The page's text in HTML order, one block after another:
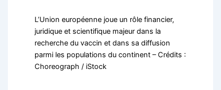
L’Union européenne joue un rôle financier,
juridique et scientifique majeur dans la
recherche du vaccin et dans sa diffusion
parmi les populations du continent – Crédits :
Choreograph / iStock